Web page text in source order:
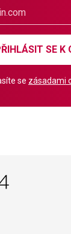
SE K
se zásadami